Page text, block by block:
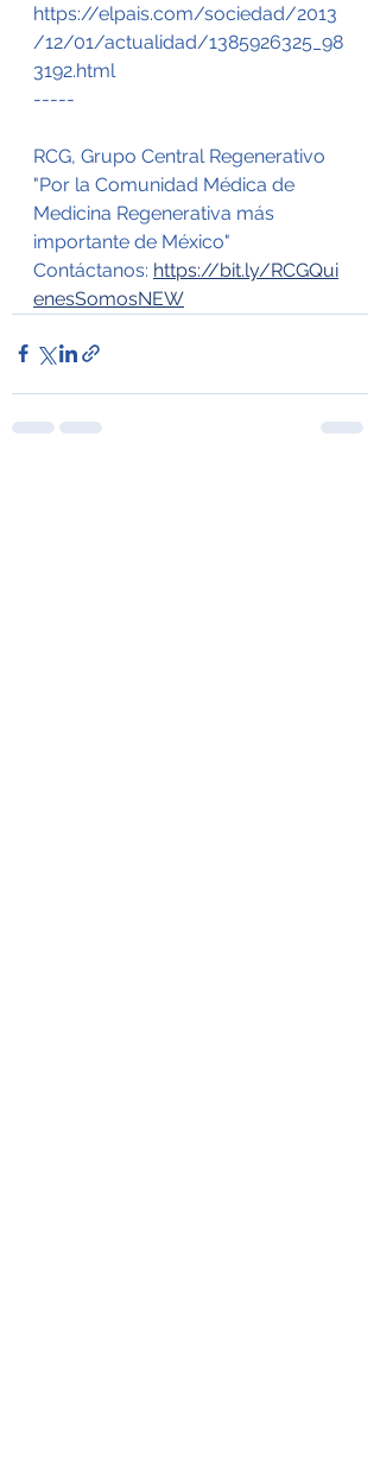
https://elpais.com/sociedad/2013
/12/01/actualidad/1385926325_98
3192.html
-----
RCG, Grupo Central Regenerativo
"Por la Comunidad Médica de
Medicina Regenerativa más
importante de México"
Contáctanos: https://bit.ly/RCGQui
enesSomosNEW